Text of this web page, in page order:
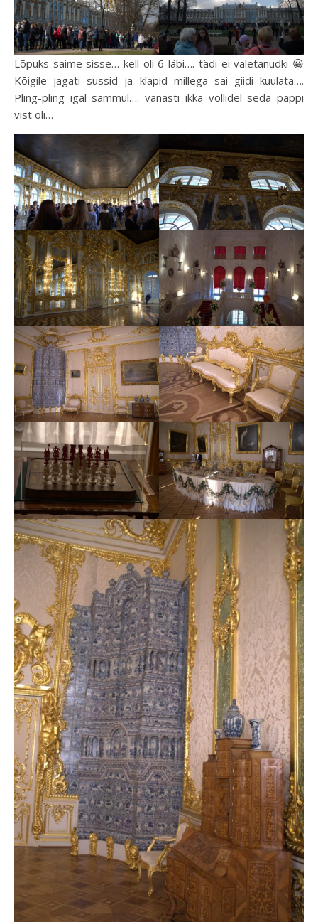
Lõpuks saime sisse… kell oli 6 läbi…. tädi ei valetanudki 😀
Kõigile jagati sussid ja klapid millega sai giidi kuulata….
Pling-pling igal sammul…. vanasti ikka võllidel seda pappi
vist oli…